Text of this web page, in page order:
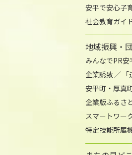
安平で安心子
社会教育ガイ
地域振興・
みんなでPR安
企業誘致
安平町・厚真
企業版ふるさ
スマートワー
特定技能所属